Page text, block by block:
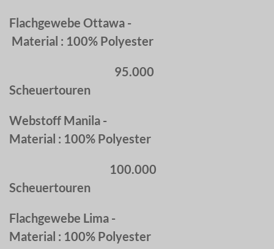
Flachgewebe Ottawa -
Material : 100% Polyester
95.000
Scheuertouren
Webstoff Manila -
Material : 100% Polyester
100.000
Scheuertouren
Flachgewebe Lima -
Material : 100% Polyester